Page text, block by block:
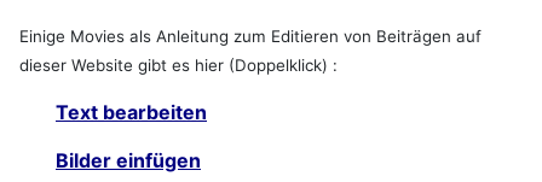
Einige Movies als Anleitung zum Editieren von Beiträgen auf
dieser Website gibt es hier (Doppelklick) :
Text bearbeiten
Bilder einfügen